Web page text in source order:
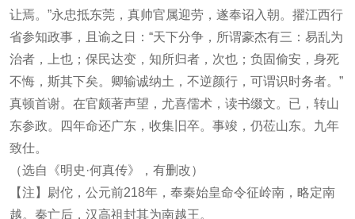
让焉。”永忠抵东莞，真帅官属迎劳，遂奉诏入朝。擢江西行
省参知政事，且谕之日：“天下分争，所谓豪杰有三：易乱为
治者，上也；保民达变，知所归者，次也；负固偷安，身死
不悔，斯其下矣。卿输诚纳土，不逆颜行，可谓识时务者。”
真顿首谢。在官颇著声望，尤喜儒术，读书缀文。已，转山
东参政。四年命还广东，收集旧卒。事竣，仍莅山东。九年
致仕。
（选自《明史·何真传》，有删改）
【注】尉佗，公元前218年，奉秦始皇命令征岭南，略定南
越。秦亡后，汉高祖封其为南越王。